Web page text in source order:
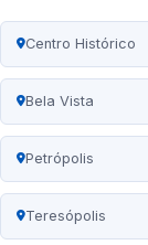
Centro Histórico
Bela Vista
Petrópolis
Teresópolis